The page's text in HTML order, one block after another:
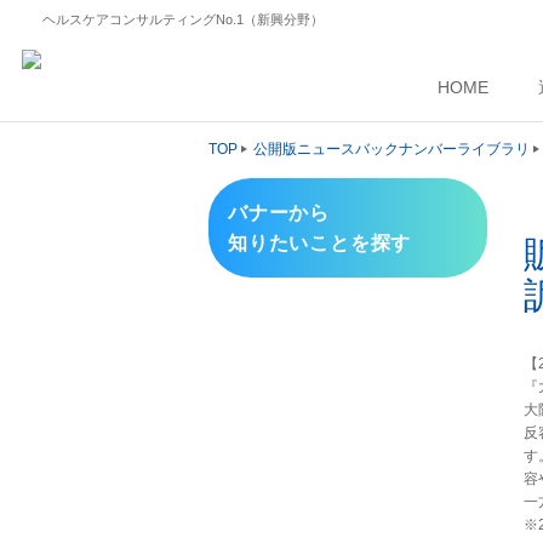
ヘルスケアコンサルティングNo.1（新興分野）
HOME
TOP 公開版ニュースバックナンバーライブラリ
大
反
す
容
一
バナーから
知りたいことを探す